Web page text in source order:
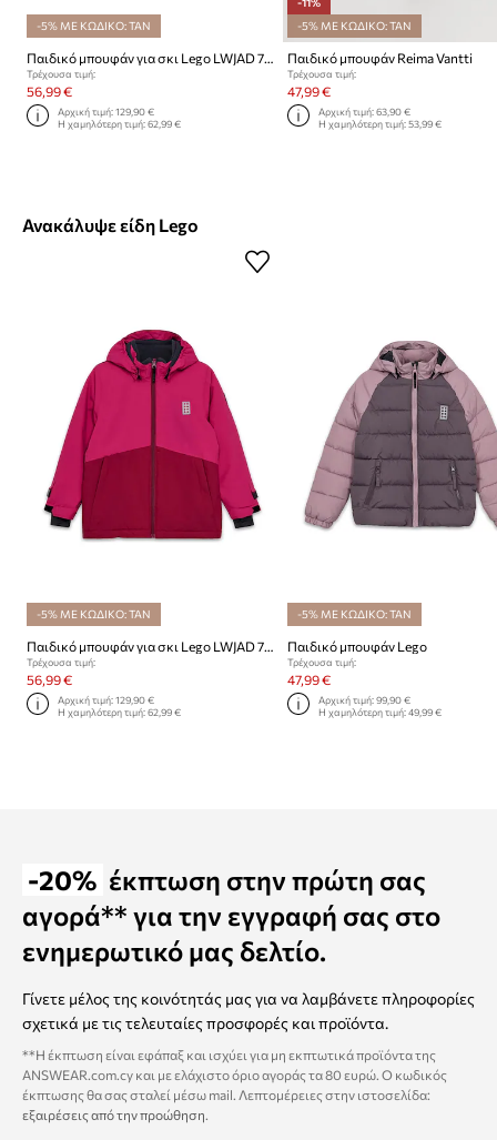
-5% ΜΕ ΚΩΔΙΚΟ: TAN
Παιδικό μπουφάν για σκι Lego LWJAD 703
Τρέχουσα τιμή:
56,99 €
Αρχική τιμή:129,90 €
Η χαμηλότερη τιμή:62,99 €
-5% ΜΕ ΚΩΔΙΚΟ: TAN
Παιδικό μπουφάν Reima Vantti
Τρέχουσα τιμή:
47,99 €
Αρχική τιμή: 63,90 €
Η χαμηλότερη τιμή: 53,99 €
Ανακάλυψε είδη Lego
-5% ΜΕ ΚΩΔΙΚΟ: TAN
Παιδικό μπουφάν για σκι Lego LWJAD 703
Τρέχουσα τιμή:
56,99 €
Αρχική τιμή:129,90 €
Η χαμηλότερη τιμή:62,99 €
-5% ΜΕ ΚΩΔΙΚΟ: TAN
Παιδικό μπουφάν Lego
Τρέχουσα τιμή:
47,99 €
Αρχική τιμή: 99,90 €
Η χαμηλότερη τιμή: 49,99 €
-20% έκπτωση στην πρώτη σας
αγορά** για την εγγραφή σας στο
ενημερωτικό μας δελτίο.
Γίνετε μέλος της κοινότητάς μας για να λαμβάνετε πληροφορίες
σχετικά με τις τελευταίες προσφορές και προϊόντα.
**Η έκπτωση είναι εφάπαξ και ισχύει για μη εκπτωτικά προϊόντα της
ANSWEAR.com.cy και με ελάχιστο όριο αγοράς τα 80 ευρώ. Ο κωδικός
έκπτωσης θα σας σταλεί μέσω mail. Λεπτομέρειες στην ιστοσελίδα:
εξαιρέσεις από την προώθηση.